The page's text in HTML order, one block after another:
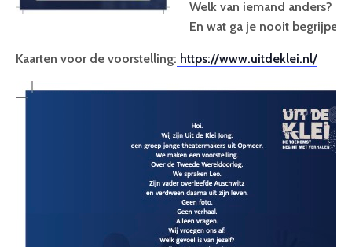
Welk van iemand anders?
En wat ga je nooit begrijpen?
Kaarten voor de voorstelling: https://www.uitdeklei.nl/